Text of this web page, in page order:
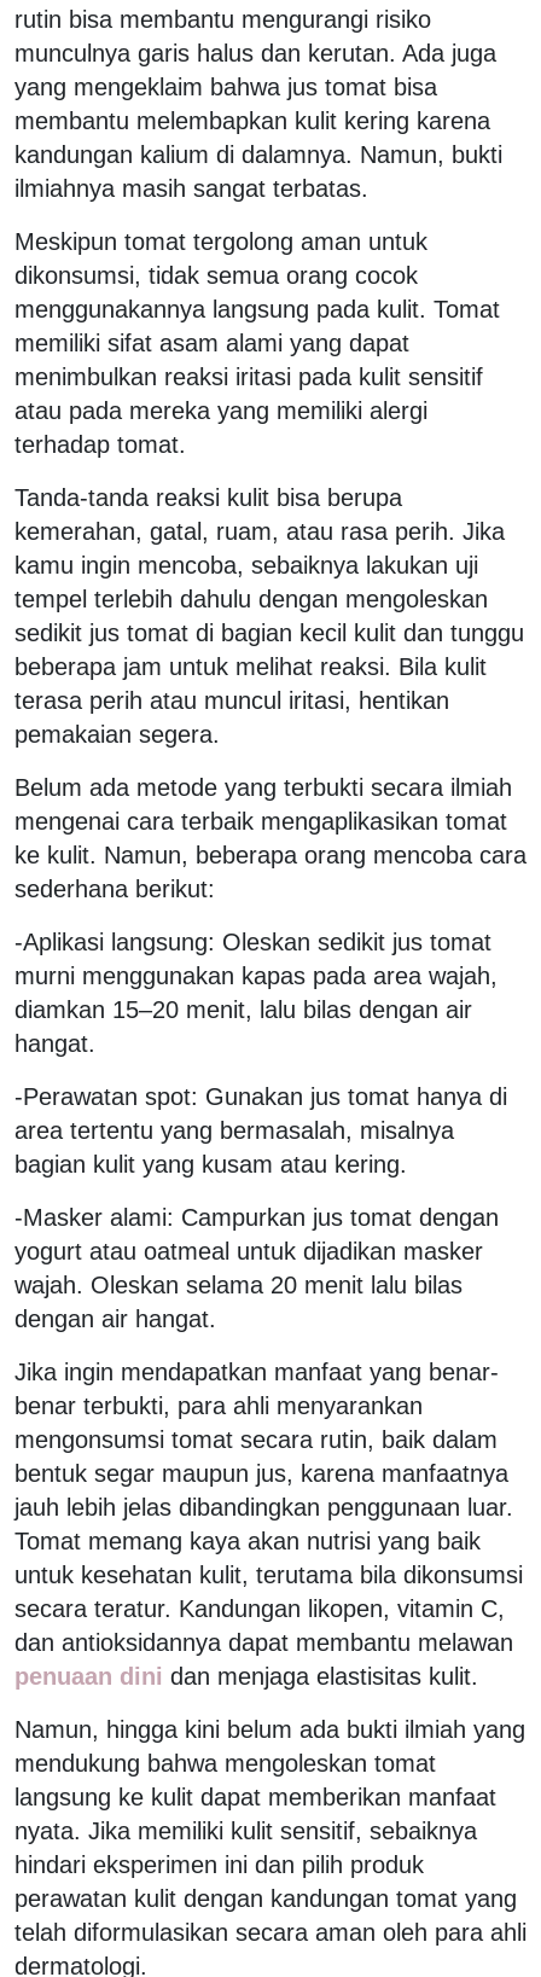
rutin bisa membantu mengurangi risiko
munculnya garis halus dan kerutan. Ada juga
yang mengeklaim bahwa jus tomat bisa
membantu melembapkan kulit kering karena
kandungan kalium di dalamnya. Namun, bukti
ilmiahnya masih sangat terbatas.
Meskipun tomat tergolong aman untuk
dikonsumsi, tidak semua orang cocok
menggunakannya langsung pada kulit. Tomat
memiliki sifat asam alami yang dapat
menimbulkan reaksi iritasi pada kulit sensitif
atau pada mereka yang memiliki alergi
terhadap tomat.
Tanda-tanda reaksi kulit bisa berupa
kemerahan, gatal, ruam, atau rasa perih. Jika
kamu ingin mencoba, sebaiknya lakukan uji
tempel terlebih dahulu dengan mengoleskan
sedikit jus tomat di bagian kecil kulit dan tunggu
beberapa jam untuk melihat reaksi. Bila kulit
terasa perih atau muncul iritasi, hentikan
pemakaian segera.
Belum ada metode yang terbukti secara ilmiah
mengenai cara terbaik mengaplikasikan tomat
ke kulit. Namun, beberapa orang mencoba cara
sederhana berikut:
-Aplikasi langsung: Oleskan sedikit jus tomat
murni menggunakan kapas pada area wajah,
diamkan 15–20 menit, lalu bilas dengan air
hangat.
-Perawatan spot: Gunakan jus tomat hanya di
area tertentu yang bermasalah, misalnya
bagian kulit yang kusam atau kering.
-Masker alami: Campurkan jus tomat dengan
yogurt atau oatmeal untuk dijadikan masker
wajah. Oleskan selama 20 menit lalu bilas
dengan air hangat.
Jika ingin mendapatkan manfaat yang benar-
benar terbukti, para ahli menyarankan
mengonsumsi tomat secara rutin, baik dalam
bentuk segar maupun jus, karena manfaatnya
jauh lebih jelas dibandingkan penggunaan luar.
Tomat memang kaya akan nutrisi yang baik
untuk kesehatan kulit, terutama bila dikonsumsi
secara teratur. Kandungan likopen, vitamin C,
dan antioksidannya dapat membantu melawan
penuaan dini dan menjaga elastisitas kulit.
Namun, hingga kini belum ada bukti ilmiah yang
mendukung bahwa mengoleskan tomat
langsung ke kulit dapat memberikan manfaat
nyata. Jika memiliki kulit sensitif, sebaiknya
hindari eksperimen ini dan pilih produk
perawatan kulit dengan kandungan tomat yang
telah diformulasikan secara aman oleh para ahli
dermatologi.